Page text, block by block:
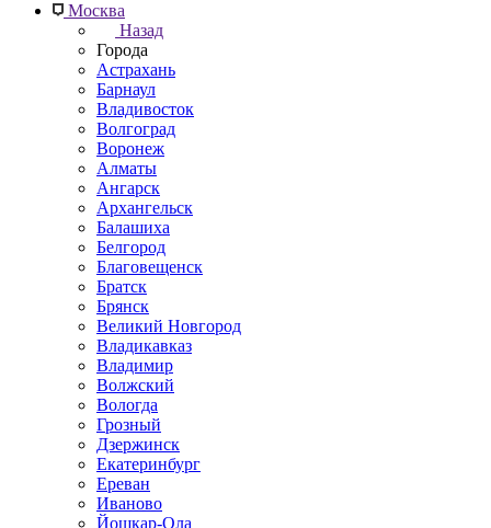
Москва
Назад
Города
Астрахань
Барнаул
Владивосток
Волгоград
Воронеж
Алматы
Ангарск
Архангельск
Балашиха
Белгород
Благовещенск
Братск
Брянск
Великий Новгород
Владикавказ
Владимир
Волжский
Вологда
Грозный
Дзержинск
Екатеринбург
Ереван
Иваново
Йошкар-Ола